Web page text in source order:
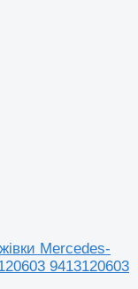
Mercedes-
9413120603